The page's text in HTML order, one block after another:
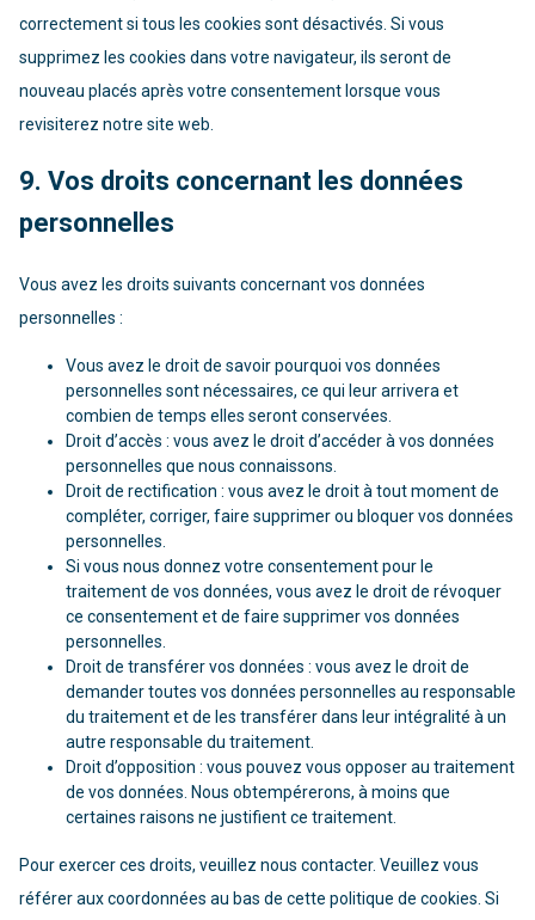
correctement si tous les cookies sont désactivés. Si vous
supprimez les cookies dans votre navigateur, ils seront de
nouveau placés après votre consentement lorsque vous
revisiterez notre site web.
9. Vos droits concernant les données
personnelles
Vous avez les droits suivants concernant vos données
personnelles :
Vous avez le droit de savoir pourquoi vos données
personnelles sont nécessaires, ce qui leur arrivera et
combien de temps elles seront conservées.
Droit d’accès : vous avez le droit d’accéder à vos données
personnelles que nous connaissons.
Droit de rectification : vous avez le droit à tout moment de
compléter, corriger, faire supprimer ou bloquer vos données
personnelles.
Si vous nous donnez votre consentement pour le
traitement de vos données, vous avez le droit de révoquer
ce consentement et de faire supprimer vos données
personnelles.
Droit de transférer vos données : vous avez le droit de
demander toutes vos données personnelles au responsable
du traitement et de les transférer dans leur intégralité à un
autre responsable du traitement.
Droit d’opposition : vous pouvez vous opposer au traitement
de vos données. Nous obtempérerons, à moins que
certaines raisons ne justifient ce traitement.
Pour exercer ces droits, veuillez nous contacter. Veuillez vous
référer aux coordonnées au bas de cette politique de cookies. Si